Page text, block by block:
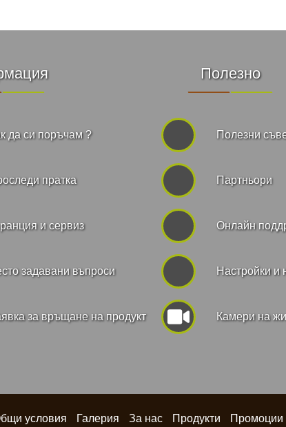
да си поръчам ?
пратка
и сервиз
задавани въпроси
за връщане на продукт
Полезно
Полезни
Партньори
Онлайн
Hастройки и
Камери на
условия Галерия За нас Продукти Промоции